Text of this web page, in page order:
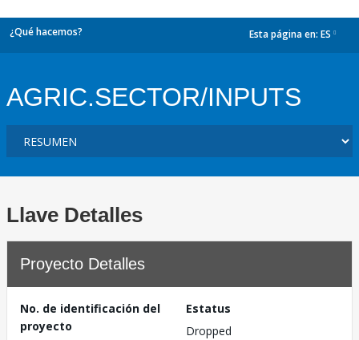
¿Qué hacemos? Esta página en: ES
AGRIC.SECTOR/INPUTS
Llave Detalles
Proyecto Detalles
No. de identificación del
proyecto
Estatus
Dropped